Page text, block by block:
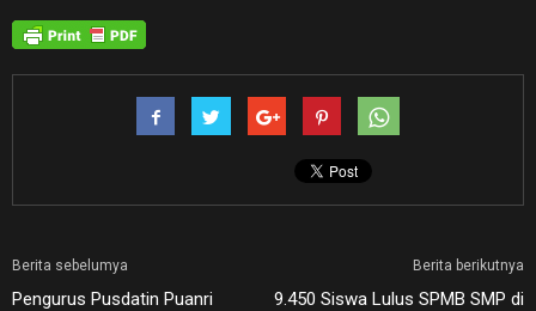
Berita sebelumya
Pengurus Pusdatin Puanri
Berita berikutnya
9.450 Siswa Lulus SPMB SMP di